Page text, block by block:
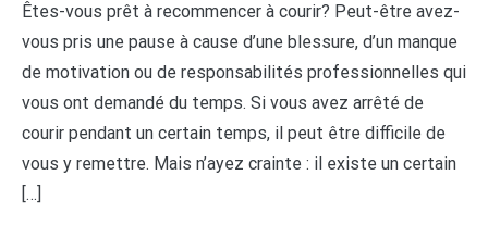
Êtes-vous prêt à recommencer à courir? Peut-être avez-
vous pris une pause à cause d’une blessure, d’un manque
de motivation ou de responsabilités professionnelles qui
vous ont demandé du temps. Si vous avez arrêté de
courir pendant un certain temps, il peut être difficile de
vous y remettre. Mais n’ayez crainte : il existe un certain
[…]